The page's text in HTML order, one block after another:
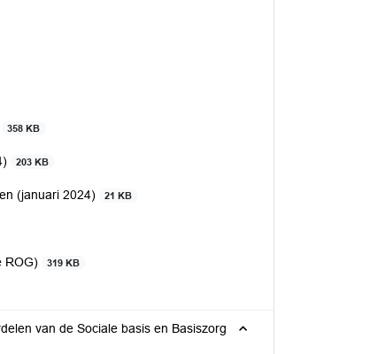
358 KB
203 KB
(januari 2024) 21 KB
ROG) 319 KB
van de Sociale basis en Basiszorg